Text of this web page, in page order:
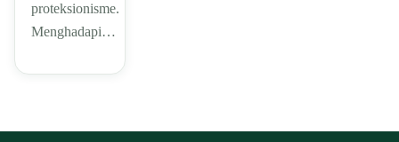
proteksionisme.
Menghadapi…